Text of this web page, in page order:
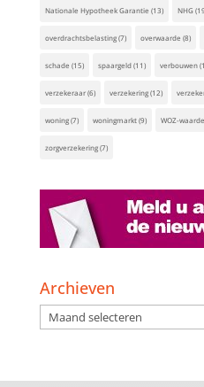
Nationale Hypotheek Garantie (13) NHG
overdrachtsbelasting(7) overwaarde (8)
schade (15) spaargeld(11) verbouwen
verzekeraar(6) verzekering(12)
woning(7) woningmarkt(9) WOZ-waarde
zorgverzekering(7)
Archieven
Archieven